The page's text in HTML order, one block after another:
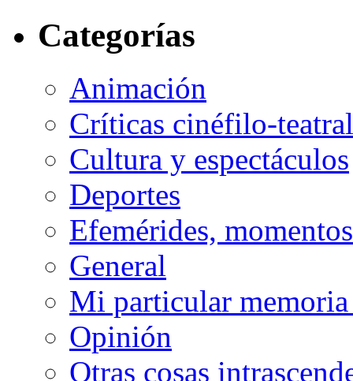
Categorías
Animación
Críticas cinéfilo-
Cultura y espectáculos
Deportes
Efemérides,
General
Mi particular
Opinión
Otras cosas